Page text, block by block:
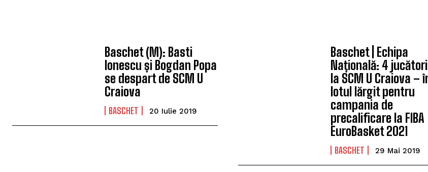
Baschet (M): Basti
Ionescu și Bogdan Popa
se despart de SCM U
Craiova
BASCHET 20 Iulie 2019
Baschet | Echipa
Națională: 4
la SCM U Craiova –
lotul lărgit pentru
campania de
precalificare la FIBA
EuroBasket 2021
BASCHET 29 Mai 2019